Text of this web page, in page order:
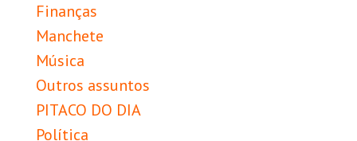
Finanças
Manchete
Música
Outros assuntos
PITACO DO DIA
Política